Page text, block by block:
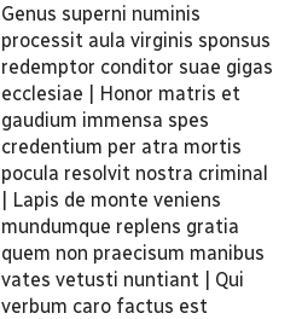
Genus superni numinis
processit aula virginis sponsus
redemptor conditor suae gigas
ecclesiae | Honor matris et
gaudium immensa spes
credentium per atra mortis
pocula resolvit nostra criminal
| Lapis de monte veniens
mundumque replens gratia
quem non praecisum manibus
vates vetusti nuntiant | Qui
verbum caro factus est